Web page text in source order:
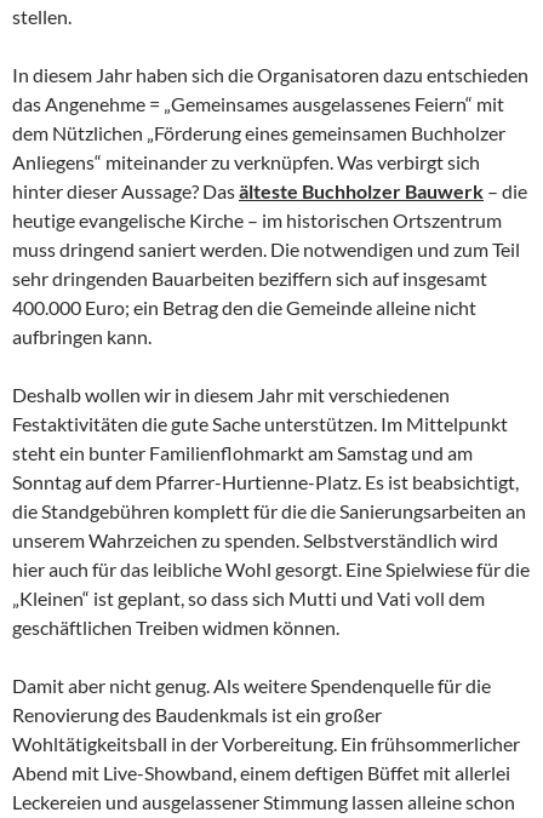
stellen.
In diesem Jahr haben sich die Organisatoren dazu entschieden
das Angenehme = „Gemeinsames ausgelassenes Feiern“ mit
dem Nützlichen „Förderung eines gemeinsamen Buchholzer
Anliegens“ miteinander zu verknüpfen. Was verbirgt sich
hinter dieser Aussage? Dasälteste Buchholzer Bauwerk – die
heutige evangelische Kirche – im historischen Ortszentrum
muss dringend saniert werden. Die notwendigen und zum Teil
sehr dringenden Bauarbeiten beziffern sich auf insgesamt
400.000 Euro; ein Betrag den die Gemeinde alleine nicht
aufbringen kann.
Deshalb wollen wir in diesem Jahr mit verschiedenen
Festaktivitäten die gute Sache unterstützen. Im Mittelpunkt
steht ein bunter Familienflohmarkt am Samstag und am
Sonntag auf dem Pfarrer-Hurtienne-Platz. Es ist beabsichtigt,
die Standgebühren komplett für die die Sanierungsarbeiten an
unserem Wahrzeichen zu spenden. Selbstverständlich wird
hier auch für das leibliche Wohl gesorgt. Eine Spielwiese für die
„Kleinen“ ist geplant, so dass sich Mutti und Vati voll dem
geschäftlichen Treiben widmen können.
Damit aber nicht genug. Als weitere Spendenquelle für die
Renovierung des Baudenkmals ist ein großer
Wohltätigkeitsball in der Vorbereitung. Ein frühsommerlicher
Abend mit Live-Showband, einem deftigen Büffet mit allerlei
Leckereien und ausgelassener Stimmung lassen alleine schon